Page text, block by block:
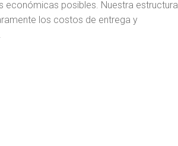
posibles. Nuestra estructura
los costos de entrega y